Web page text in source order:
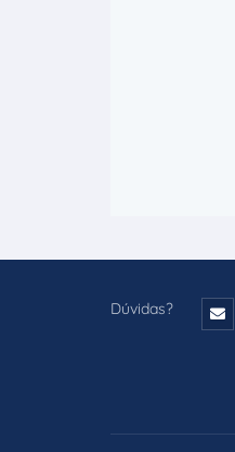
Dúvidas?